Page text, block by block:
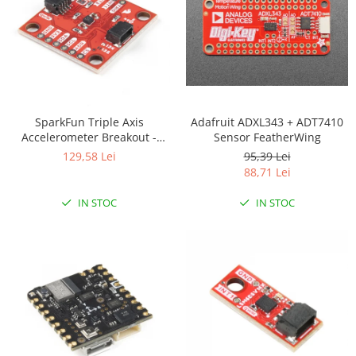
Prusa I3 DIY Kit
Pentru Incepatori
Pentru Incepatori
Micro:bit
Junior Robotics
Junior Robotics
STEM Education
Ugears
Kit Fun
Kit Roboti
SparkFun Triple Axis
Accelerometer Breakout -
KX134 (Qwiic)
129,58 Lei
IN STOC
Adafruit ADXL343 + ADT7410
Sensor FeatherWing
95,39 Lei
88,71 Lei
IN STOC